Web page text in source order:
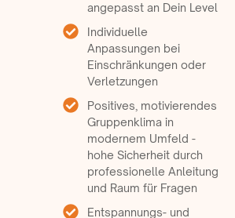
angepasst an Dein Level
Individuelle
Anpassungen bei
Einschränkungen oder
Verletzungen
Positives, motivierendes
Gruppenklima in
modernem Umfeld -
hohe Sicherheit durch
professionelle Anleitung
und Raum für Fragen
Entspannungs- und